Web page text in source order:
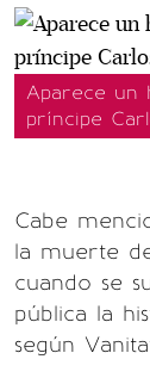
Aparece un
príncipe
Cabe
la muerte
cuando se
pública la
según